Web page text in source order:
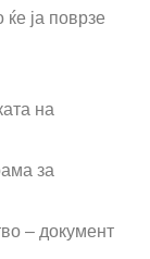
ја поврзе
на
за
– документ